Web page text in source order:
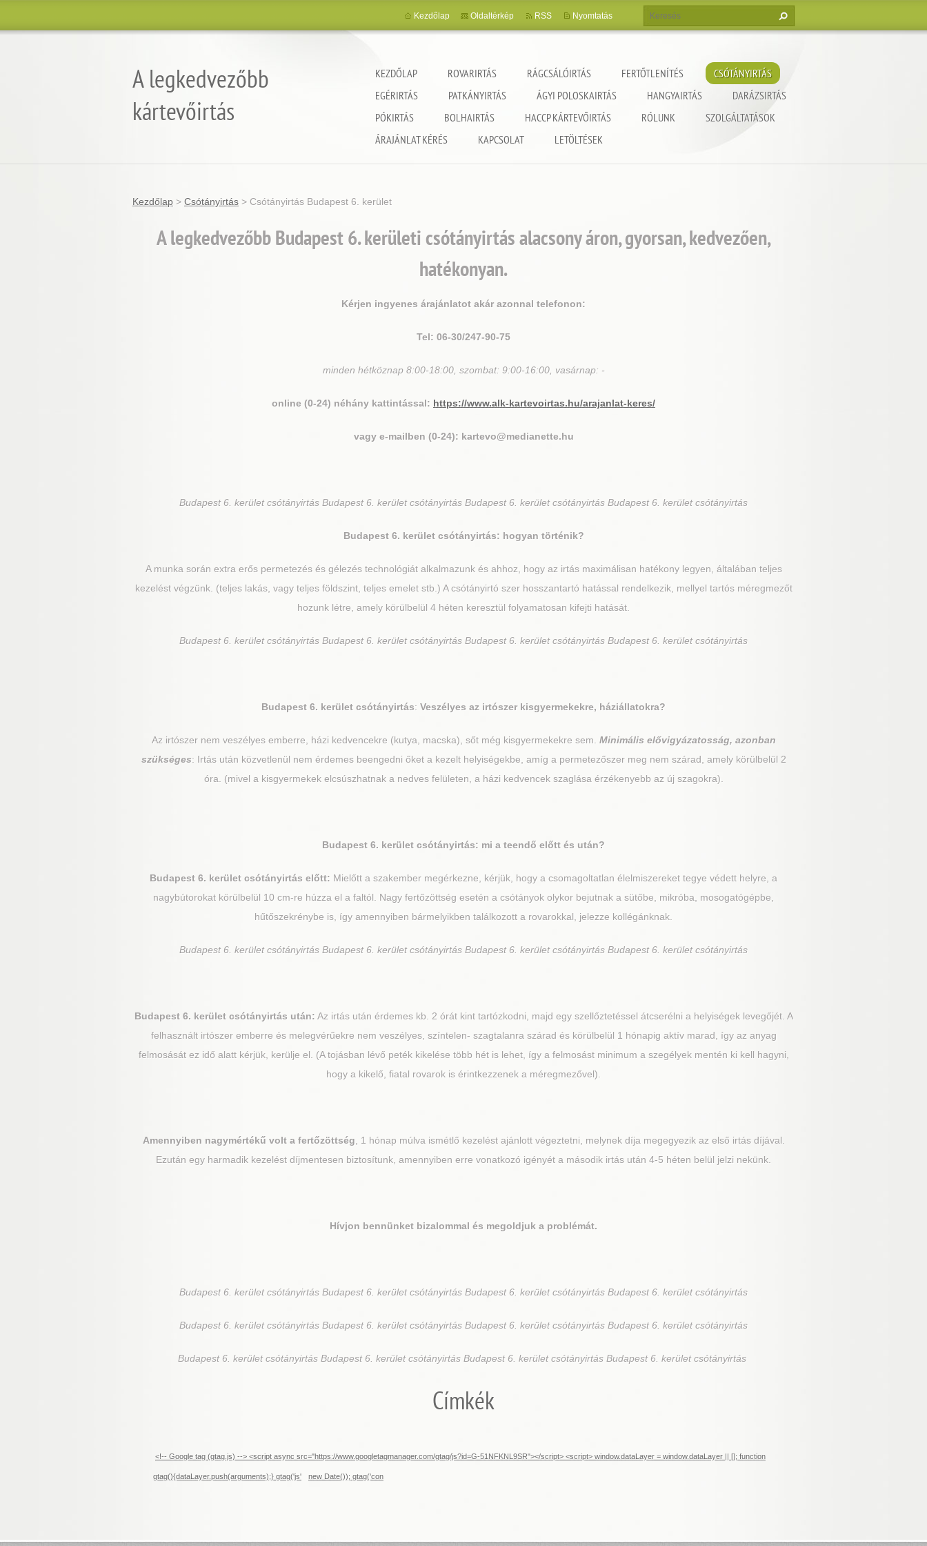
A legkedvezőbb
kártevőirtás
KEZDŐLAP ROVARIRTÁS RÁGCSÁLÓIRTÁS FERTŐTLENÍTÉS
CSÓTÁNYIRTÁS
EGÉRIRTÁS
PATKÁNYIRTÁS ÁGYI POLOSKAIRTÁS HANGYAIRTÁS
DARÁZSIRTÁS
PÓKIRTÁS
BOLHAIRTÁS HACCP KÁRTEVŐIRTÁS RÓLUNK
SZOLGÁLTATÁSOK
ÁRAJÁNLAT KÉRÉS
KAPCSOLAT LETÖLTÉSEK
Kezdőlap Oldaltérkép RSS Nyomtatás
Kezdőlap > Csótányirtás > Csótányirtás Budapest 6. kerület
A legkedvezőbb Budapest 6. kerületi csótányirtás alacsony áron, gyorsan, kedvezően,
hatékonyan.
Kérjen ingyenes árajánlatot akár azonnal telefonon:
Tel: 06-30/247-90-75
minden hétköznap 8:00-18:00, szombat: 9:00-16:00, vasárnap: -
online (0-24) néhány kattintással: https://www.alk-kartevoirtas.hu/arajanlat-keres/
vagy e-mailben (0-24): kartevo@medianette.hu
Budapest 6. kerületcsótányirtás Budapest 6. kerület csótányirtás Budapest 6. kerület csótányirtás Budapest 6. kerület csótányirtás
Budapest 6. kerületcsótányirtás: hogyan történik?
A munka során extra erős permetezés és gélezés technológiát alkalmazunk és ahhoz, hogy az irtás maximálisan hatékony legyen, általában teljes
kezelést végzünk. (teljes lakás, vagy teljes földszint, teljes emelet stb.) A csótányirtó szer hosszantartó hatással rendelkezik, mellyel tartós méregmezőt
hozunk létre, amely körülbelül 4 héten keresztül folyamatosan kifejti hatását.
Budapest 6. kerületcsótányirtás Budapest 6. kerület csótányirtás Budapest 6. kerület csótányirtás Budapest 6. kerület csótányirtás
Budapest 6. kerület csótányirtás: Veszélyes az irtószer kisgyermekekre, háziállatokra?
Az irtószer nem veszélyes emberre, házi kedvencekre (kutya, macska), sőt még kisgyermekekre sem. Minimális elővigyázatosság, azonban
szükséges: Irtás után közvetlenül nem érdemes beengedni őket a kezelt helyiségekbe, amíg a permetezőszer meg nem szárad, amely körülbelül 2
óra. (mivel a kisgyermekek elcsúszhatnak a nedves felületen, a házi kedvencek szaglása érzékenyebb az új szagokra).
Budapest 6. kerület csótányirtás: mi a teendő előtt és után?
Budapest 6. kerület csótányirtás előtt: Mielőtt a szakember megérkezne, kérjük, hogy a csomagoltatlan élelmiszereket tegye védett helyre, a
nagybútorokat körülbelül 10 cm-re húzza el a faltól. Nagy fertőzöttség esetén a csótányok olykor bejutnak a sütőbe, mikróba, mosogatógépbe,
hűtőszekrénybe is, így amennyiben bármelyikben találkozott a rovarokkal, jelezze kollégánknak.
Budapest 6. kerületcsótányirtás Budapest 6. kerület csótányirtás Budapest 6. kerület csótányirtás Budapest 6. kerület csótányirtás
Budapest 6. kerületcsótányirtás után: Az irtás után érdemes kb. 2 órát kint tartózkodni, majd egy szellőztetéssel átcserélni a helyiségek levegőjét. A
felhasznált irtószer emberre és melegvérűekre nem veszélyes, színtelen- szagtalanra szárad és körülbelül 1 hónapig aktív marad, így az anyag
felmosását ez idő alatt kérjük, kerülje el. (A tojásban lévő peték kikelése több hét is lehet, így a felmosást minimum a szegélyek mentén ki kell hagyni,
hogy a kikelő, fiatal rovarok is érintkezzenek a méregmezővel).
Amennyiben nagymértékű volt a fertőzöttség , 1 hónap múlva ismétlő kezelést ajánlott végeztetni, melynek díja megegyezik az első irtás díjával.
Ezután egy harmadik kezelést díjmentesen biztosítunk, amennyiben erre vonatkozó igényét a második irtás után 4-5 héten belül jelzi nekünk.
Hívjon bennünket bizalommal és megoldjuk a problémát.
Budapest 6. kerületcsótányirtás Budapest 6. kerület csótányirtás Budapest 6. kerület csótányirtás Budapest 6. kerület csótányirtás
Budapest 6. kerületcsótányirtás Budapest 6. kerület csótányirtás Budapest 6. kerület csótányirtás Budapest 6. kerület csótányirtás
Budapest 6. kerület csótányirtás Budapest 6. kerület csótányirtás Budapest 6. kerület csótányirtás Budapest 6. kerület csótányirtás
Címkék
<!-- Google tag (gtag.js) --> <script async src="https://www.googletagmanager.com/gtag/js?id=G-51NFKNL9SR"></script> <script> window.dataLayer = window.dataLayer || []; function
gtag(){dataLayer.push(arguments);} gtag('js' new Date()); gtag('con